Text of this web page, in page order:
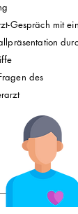
Gespräch mit
durch
des